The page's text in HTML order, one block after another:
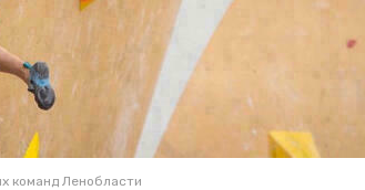
команд Ленобласти